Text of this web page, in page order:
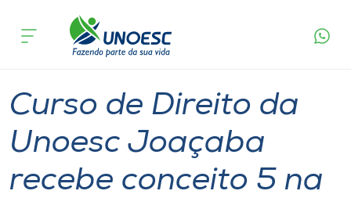
Cursos
Pesquisa
Atendimento ao Estudante
acontece
Curso de Direito da
Unoesc Joaçaba
recebe conceito 5 na